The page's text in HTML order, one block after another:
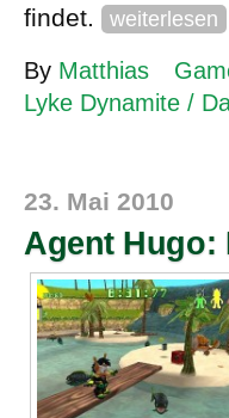
findet.
weiterlesen
By Matthias
Lyke Dynamite /
23. Mai 2010
Agent Hugo: